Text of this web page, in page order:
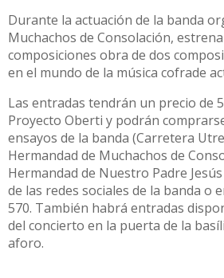
Durante la actuación de la banda
Muchachos de Consolación,
composiciones obra de dos
en el mundo de la música cofrade
Las entradas tendrán un precio de
Proyecto Oberti y podrán
ensayos de la banda (Carretera
Hermandad de Muchachos de
Hermandad de Nuestro Padre
de las redes sociales de la banda o
570. También habrá entradas
del concierto en la puerta de la
aforo.